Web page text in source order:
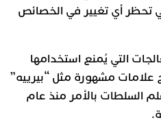
تحظر أي تغيير في الخصائص
التي يُمنع استخدامها
علامات مشهورة مثل “بيرييه”
السلطات بالأمر منذ عام